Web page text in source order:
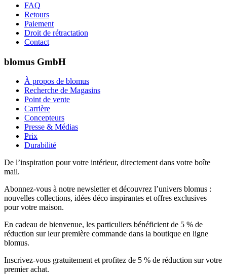
FAQ
Retours
Paiement
Droit de rétractation
Contact
blomus GmbH
À propos de blomus
Recherche de Magasins
Point de vente
Carrière
Concepteurs
Presse & Médias
Prix
Durabilité
De l’inspiration pour votre intérieur, directement dans votre boîte
mail.
Abonnez-vous à notre newsletter et découvrez l’univers blomus :
nouvelles collections, idées déco inspirantes et offres exclusives
pour votre maison.
En cadeau de bienvenue, les particuliers bénéficient de 5 % de
réduction sur leur première commande dans la boutique en ligne
blomus.
Inscrivez-vous gratuitement et profitez de 5 % de réduction sur votre
premier achat.